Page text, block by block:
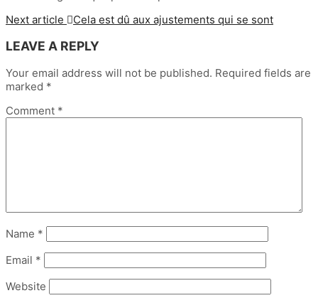
Next article
Cela est dû aux ajustements qui se sont
LEAVE A REPLY
Your email address will not be published. Required fields are
marked *
Comment *
Name *
Email *
Website